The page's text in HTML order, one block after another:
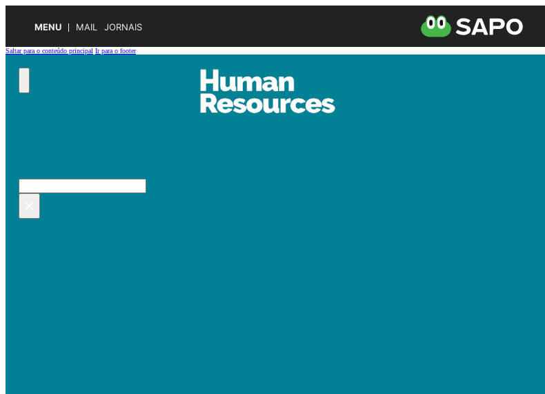
MENU MAIL JORNAIS
Saltar para o conteúdo principal Ir para o footer
Pesquisar